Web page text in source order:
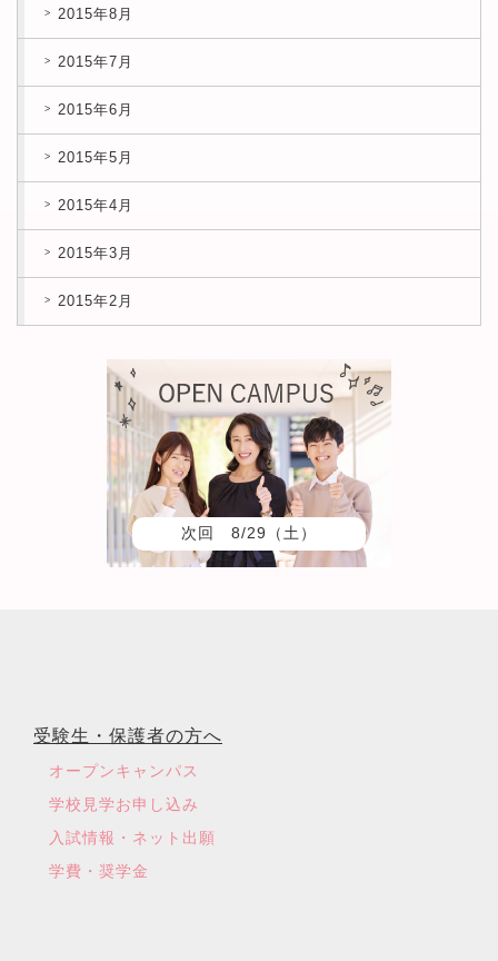
2015年8月
2015年7月
2015年6月
2015年5月
2015年4月
2015年3月
2015年2月
次回 8/29（土）
受験生・保護者の方へ
オープンキャンパス
学校見学お申し込み
入試情報・ネット出願
学費・奨学金